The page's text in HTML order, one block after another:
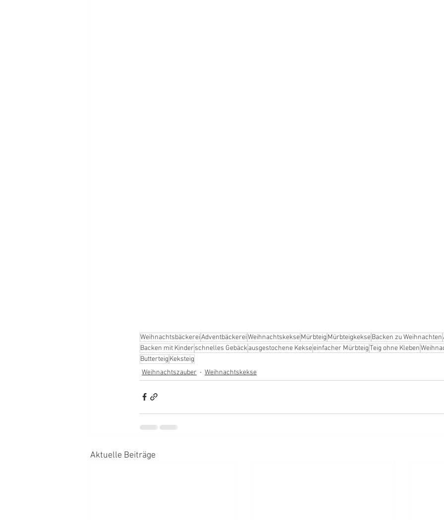
WeihnachtsbäckereiAdventbäckereiWeihnachtskekseMürbteig MürbteigkekseBacken zu Weihnachten
Backen mit Kinder schnelles Gebäckausgestochene Kekseeinfacher MürbteigTeig ohne Kleben
Butterteig Keksteig
Weihnachtszauber
Weihnachtskekse
Aktuelle Beiträge